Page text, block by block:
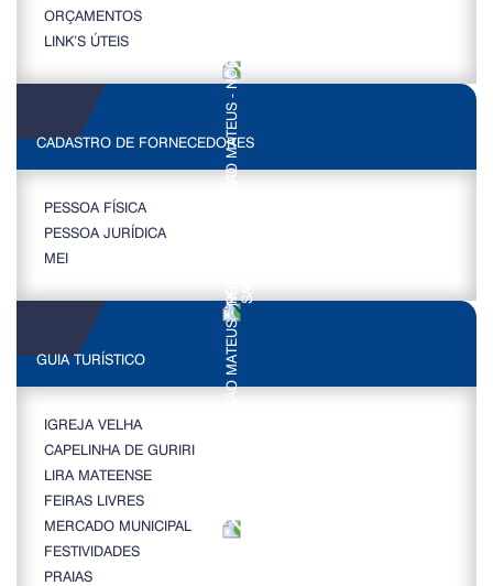
ORÇAMENTOS
LINK’S ÚTEIS
CADASTRO DE FORNECEDORES
PESSOA FÍSICA
PESSOA JURÍDICA
MEI
GUIA TURÍSTICO
IGREJA VELHA
CAPELINHA DE GURIRI
LIRA MATEENSE
FEIRAS LIVRES
MERCADO MUNICIPAL
FESTIVIDADES
PRAIAS